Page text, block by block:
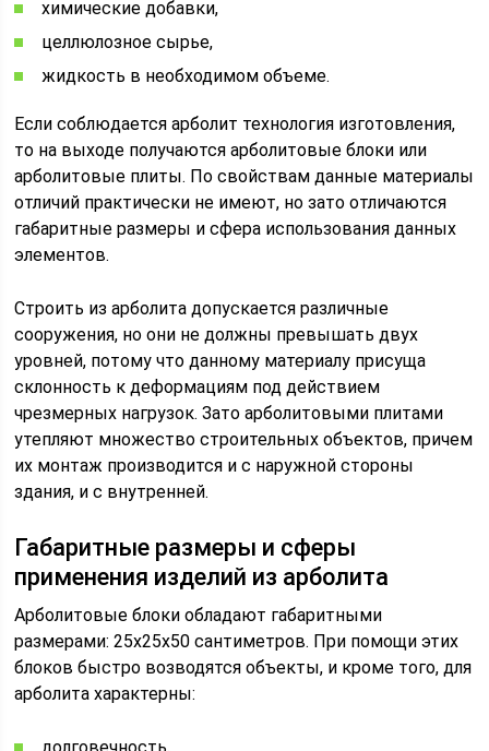
химические добавки,
целлюлозное сырье,
жидкость в необходимом объеме.
Если соблюдается арболит технология изготовления,
то на выходе получаются арболитовые блоки или
арболитовые плиты. По свойствам данные материалы
отличий практически не имеют, но зато отличаются
габаритные размеры и сфера использования данных
элементов.
Строить из арболита допускается различные
сооружения, но они не должны превышать двух
уровней, потому что данному материалу присуща
склонность к деформациям под действием
чрезмерных нагрузок. Зато арболитовыми плитами
утепляют множество строительных объектов, причем
их монтаж производится и с наружной стороны
здания, и с внутренней.
Габаритные размеры и сферы
применения изделий из арболита
Арболитовые блоки обладают габаритными
размерами: 25х25х50 сантиметров. При помощи этих
блоков быстро возводятся объекты, и кроме того, для
арболита характерны: